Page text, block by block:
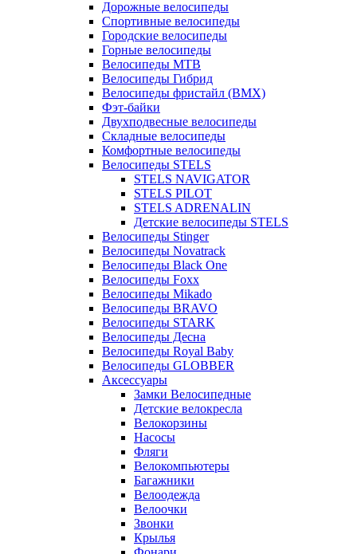
Дорожные велосипеды
Спортивные велосипеды
Городские велосипеды
Горные велосипеды
Велосипеды MTB
Велосипеды Гибрид
Велосипеды фристайл (BMX)
Фэт-байки
Двухподвесные велосипеды
Складные велосипеды
Комфортные велосипеды
Велосипеды STELS
STELS NAVIGATOR
STELS PILOT
STELS ADRENALIN
Детские велосипеды STELS
Велосипеды Stinger
Велосипеды Novatrack
Велосипеды Black One
Велосипеды Foxx
Велосипеды Mikado
Велосипеды BRAVO
Велосипеды STARK
Велосипеды Десна
Велосипеды Royal Baby
Велосипеды GLOBBER
Аксессуары
Замки Велосипедные
Детские велокресла
Велокорзины
Насосы
Фляги
Велокомпьютеры
Багажники
Велоодежда
Велоочки
Звонки
Крылья